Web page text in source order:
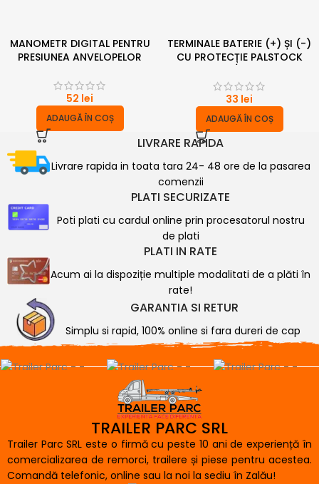
MANOMETR DIGITAL PENTRU
PRESIUNEA ANVELOPELOR
52 lei
ADAUGĂ ÎN COȘ
TERMINALE BATERIE (+) ȘI (-)
CU PROTECȚIE PALSTOCK
33 lei
ADAUGĂ ÎN COȘ
LIVRARE RAPIDA
Livrare rapida in toata tara 24- 48 ore de la pasarea
comenzii
PLATI SECURIZATE
Poti plati cu cardul online prin procesatorul nostru
de plati
PLATI IN RATE
Acum ai la dispoziție multiple modalitati de a plăti în
rate!
GARANTIA SI RETUR
Simplu si rapid, 100% online si fara dureri de cap
TRAILER PARC SRL
Trailer Parc SRL este o firmă cu peste 10 ani de experiență în
comercializarea de remorci, trailere și piese pentru acestea.
Comandă telefonic, online sau la noi la sediu în Zalău!